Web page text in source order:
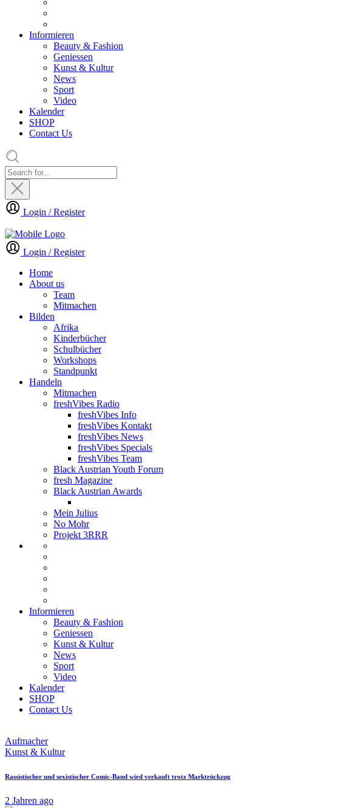
Informieren
Beauty & Fashion
Geniessen
Kunst & Kultur
News
Sport
Video
Kalender
SHOP
Contact Us
Login / Register
Login / Register
Home
About us
Team
Mitmachen
Bilden
Afrika
Kinderbücher
Schulbücher
Workshops
Standpunkt
Handeln
Mitmachen
freshVibes Radio
freshVibes Info
freshVibes Kontakt
freshVibes News
freshVibes Specials
freshVibes Team
Black Austrian Youth Forum
fresh Magazine
Black Austrian Awards
Mein Julius
No Mohr
Projekt 3RRR
Informieren
Beauty & Fashion
Geniessen
Kunst & Kultur
News
Sport
Video
Kalender
SHOP
Contact Us
Aufmacher
Kunst & Kultur
Rassistischer und sexistischer Comic-Band wird verkauft trotz Marktrückzug
2 Jahren ago